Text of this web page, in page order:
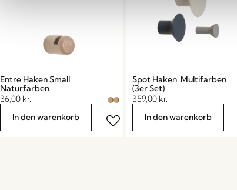
Entre Haken Small
Naturfarben
36,00 kr.
In den warenkorb
Spot Haken Multifarben
(3er Set)
359,00 kr.
In den warenkorb